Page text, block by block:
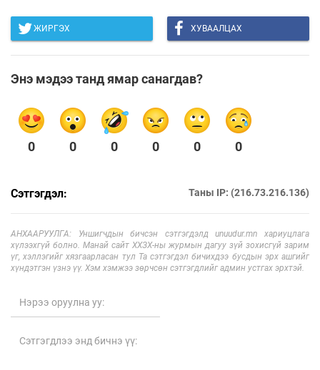
ЖИРГЭХ ХУВААЛЦАХ
Энэ мэдээ танд ямар санагдав?
0 0 0 0 0 0
Сэтгэгдэл: Таны IP: (216.73.216.136)
АНХААРУУЛГА: Уншигчдын бичсэн сэтгэгдэлд unuudur.mn хариуцлага
хүлээхгүй болно. Манай сайт ХХЗХ-ны журмын дагуу зүй зохисгүй зарим
үг, хэллэгийг хязгаарласан тул Та сэтгэгдэл бичихдээ бусдын эрх ашгийг
хүндэтгэн үзнэ үү. Хэм хэмжээ зөрчсөн сэтгэгдлийг админ устгах эрхтэй.